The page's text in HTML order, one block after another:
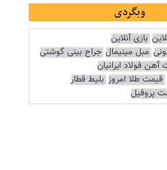
وبگردی
بازی آنلاین
مبل مینیمال جراح بینی گوشتی
فولاد ایرانیان
قیمت طلا امروز بلیط قطار
پروفیل